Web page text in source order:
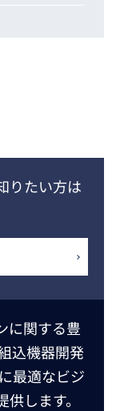
りたい方は
に関する豊
込機器開発
最適なビジ
します。